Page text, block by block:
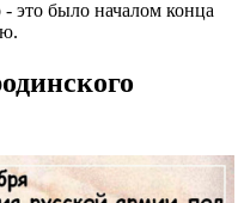
это было началом конца